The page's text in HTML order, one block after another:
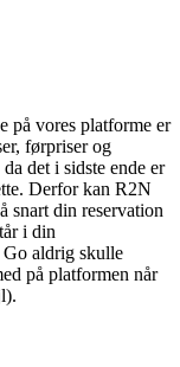
på vores platforme er
førpriser og
det i sidste ende er
Derfor kan R2N
snart din reservation
i din
aldrig skulle
på platformen når